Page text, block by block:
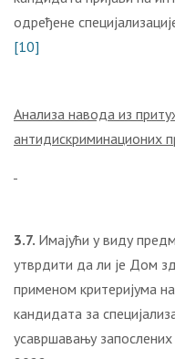
одређене
[10]
Анализа навода из
антидискриминационих
3.7. Имајући у виду
утврдити да ли је Дом
применом критеријума
кандидата за
усавршавању